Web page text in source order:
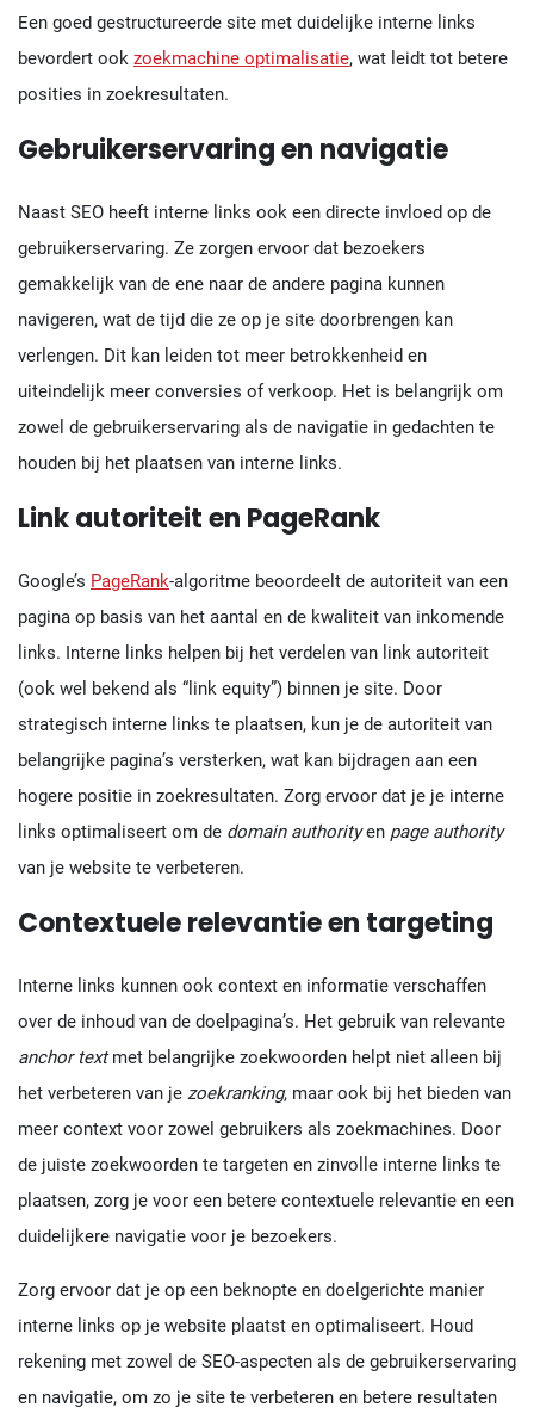
Een goed gestructureerde site met duidelijke interne links
bevordert ook zoekmachine optimalisatie, wat leidt tot betere
posities in zoekresultaten.
Gebruikerservaring en navigatie
Naast SEO heeft interne links ook een directe invloed op de
gebruikerservaring. Ze zorgen ervoor dat bezoekers
gemakkelijk van de ene naar de andere pagina kunnen
navigeren, wat de tijd die ze op je site doorbrengen kan
verlengen. Dit kan leiden tot meer betrokkenheid en
uiteindelijk meer conversies of verkoop. Het is belangrijk om
zowel de gebruikerservaring als de navigatie in gedachten te
houden bij het plaatsen van interne links.
Link autoriteit en PageRank
Google’s PageRank-algoritme beoordeelt de autoriteit van een
pagina op basis van het aantal en de kwaliteit van inkomende
links. Interne links helpen bij het verdelen van link autoriteit
(ook wel bekend als “link equity”) binnen je site. Door
strategisch interne links te plaatsen, kun je de autoriteit van
belangrijke pagina’s versterken, wat kan bijdragen aan een
hogere positie in zoekresultaten. Zorg ervoor dat je je interne
links optimaliseert om de domain authorityen page authority
van je website te verbeteren.
Contextuele relevantie en targeting
Interne links kunnen ook context en informatie verschaffen
over de inhoud van de doelpagina’s. Het gebruik van relevante
anchor textmet belangrijke zoekwoorden helpt niet alleen bij
het verbeteren van je zoekranking, maar ook bij het bieden van
meer context voor zowel gebruikers als zoekmachines. Door
de juiste zoekwoorden te targeten en zinvolle interne links te
plaatsen, zorg je voor een betere contextuele relevantie en een
duidelijkere navigatie voor je bezoekers.
Zorg ervoor dat je op een beknopte en doelgerichte manier
interne links op je website plaatst en optimaliseert. Houd
rekening met zowel de SEO-aspecten als de gebruikerservaring
en navigatie, om zo je site te verbeteren en betere resultaten